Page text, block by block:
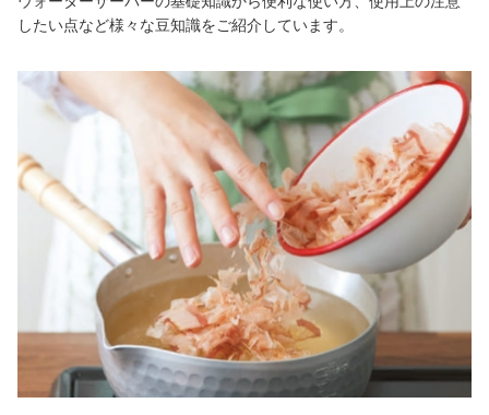
したい点など様々な豆知識をご紹介しています。